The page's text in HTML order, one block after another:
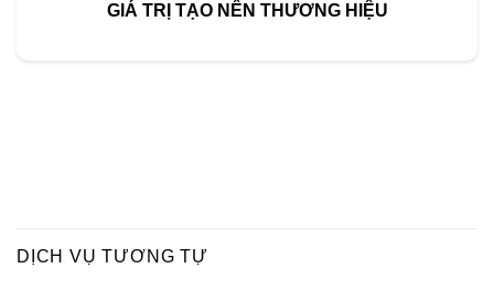
GIÁ TRỊ TẠO NÊN THƯƠNG HIỆU
DỊCH VỤ TƯƠNG TỰ